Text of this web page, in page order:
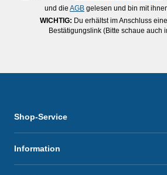
und die AGB gelesen und bin mit
WICHTIG: Du erhältst im Anschluss
Bestätigungslink (Bitte schaue auch
Shop-Service
Information